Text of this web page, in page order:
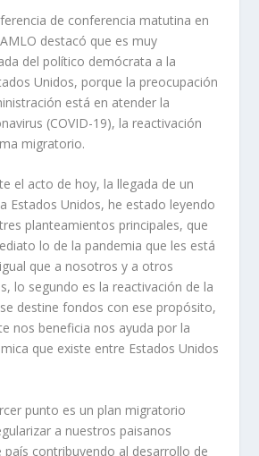
de conferencia matutina en
destacó que es muy
del político demócrata a la
Unidos, porque la preocupación
está en atender la
(COVID-19), la reactivación
migratorio.
el acto de hoy, la llegada de un
Estados Unidos, he estado leyendo
planteamientos principales, que
lo de la pandemia que les está
que a nosotros y a otros
lo segundo es la reactivación de la
destine fondos con ese propósito,
nos beneficia nos ayuda por la
que existe entre Estados Unidos
punto es un plan migratorio
a nuestros paisanos
contribuyendo al desarrollo de